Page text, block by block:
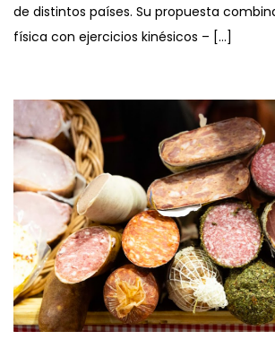
de distintos países. Su propuesta
física con ejercicios kinésicos – […]